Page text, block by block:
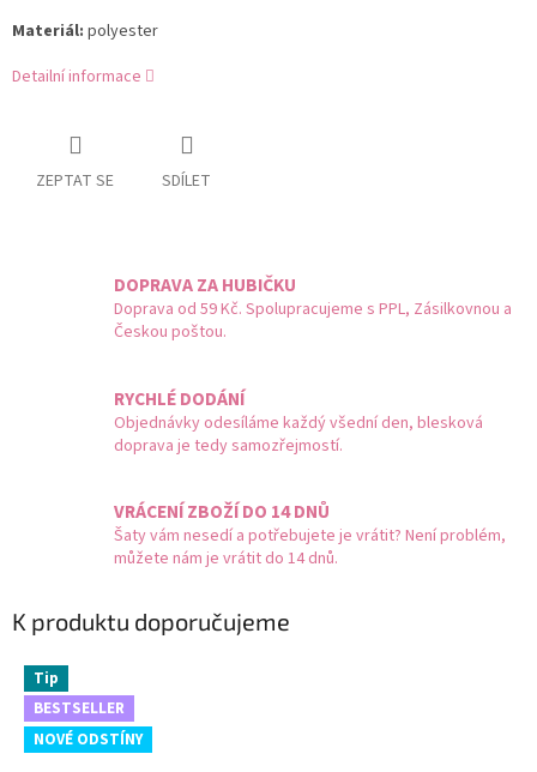
Materiál: polyester
Detailní informace
ZEPTAT SE SDÍLET
DOPRAVA ZA HUBIČKU
Doprava od 59 Kč. Spolupracujeme s PPL, Zásilkovnou a
Českou poštou.
RYCHLÉ DODÁNÍ
Objednávky odesíláme každý všední den, blesková
doprava je tedy samozřejmostí.
VRÁCENÍ ZBOŽÍ DO 14 DNŮ
Šaty vám nesedí a potřebujete je vrátit? Není problém,
můžete nám je vrátit do 14 dnů.
K produktu doporučujeme
Tip
BESTSELLER
NOVÉ ODSTÍNY